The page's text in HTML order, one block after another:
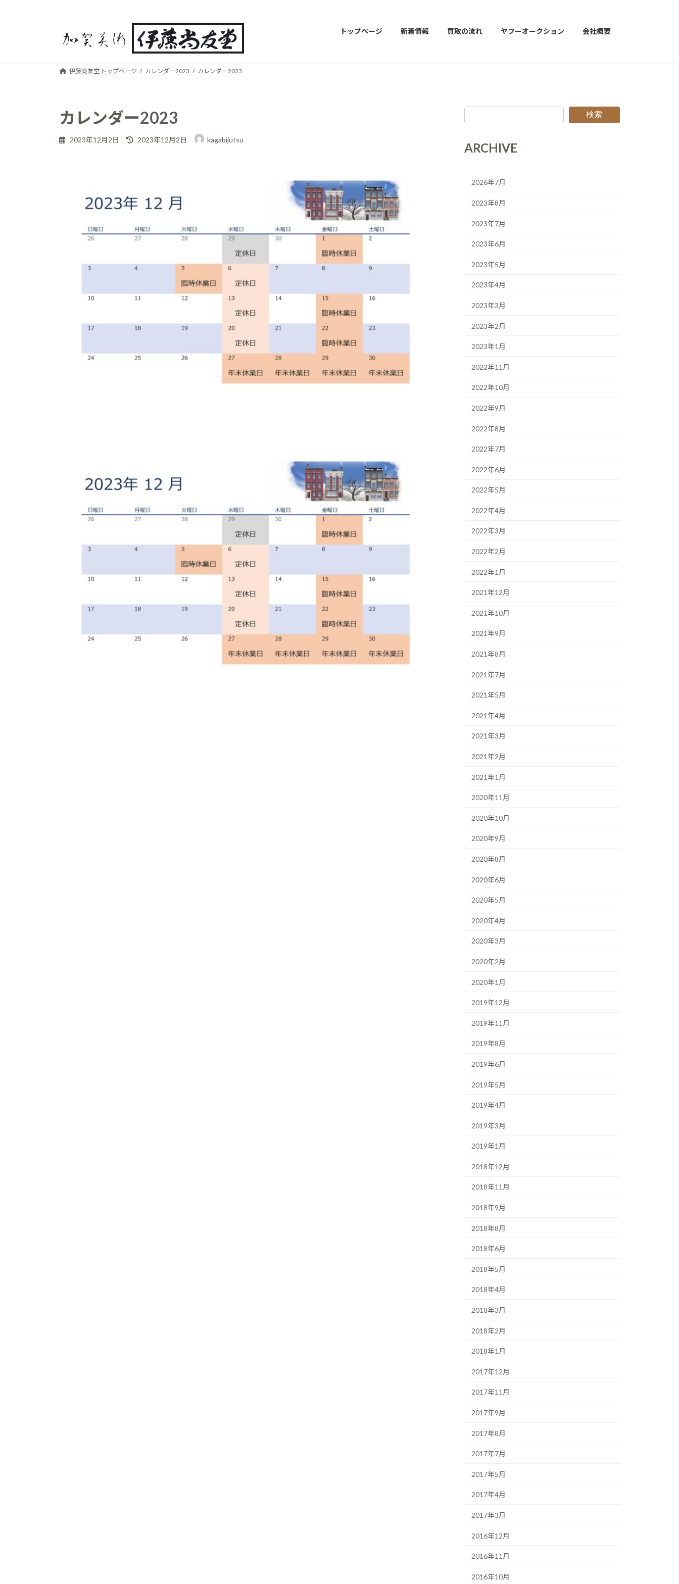
トップページ 新着情報 買取の流れ ヤフーオークション 会社概要
伊藤尚友堂 トップページ カレンダー2023 カレンダー2023
カレンダー2023
2023年12月2日
最
:
2023年12月2日 kagabijutsu
検索
ARCHIVE
2026年7月
2023年8月
2023年7月
2023年6月
2023年5月
2023年4月
2023年3月
2023年2月
2023年1月
2022年11月
2022年10月
2022年9月
2022年8月
2022年7月
2022年6月
2022年5月
2022年4月
2022年3月
2022年2月
2022年1月
2021年12月
2021年10月
2021年9月
2021年8月
2021年7月
2021年5月
2021年4月
2021年3月
2021年2月
2021年1月
2020年11月
2020年10月
2020年9月
2020年8月
2020年6月
2020年5月
2020年4月
2020年3月
2020年2月
2020年1月
2019年12月
2019年11月
2019年8月
2019年6月
2019年5月
2019年4月
2019年3月
2019年1月
2018年12月
2018年11月
2018年9月
2018年8月
2018年6月
2018年5月
2018年4月
2018年3月
2018年2月
2018年1月
2017年12月
2017年11月
2017年9月
2017年8月
2017年7月
2017年5月
2017年4月
2017年3月
2016年12月
2016年11月
2016年10月